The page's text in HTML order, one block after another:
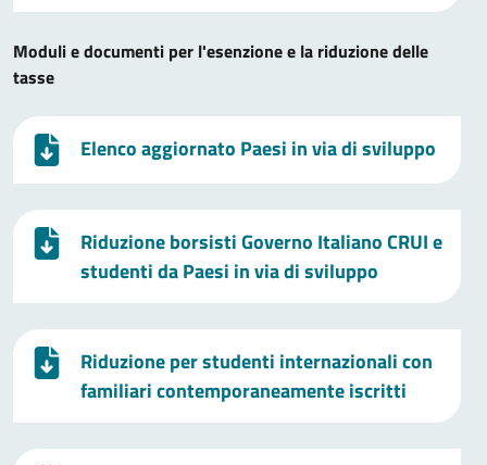
Moduli e documenti per l'esenzione e la riduzione delle
tasse
Elenco aggiornato Paesi in via di sviluppo
Riduzione borsisti Governo Italiano CRUI e
studenti da Paesi in via di sviluppo
Riduzione per studenti internazionali con
familiari contemporaneamente iscritti